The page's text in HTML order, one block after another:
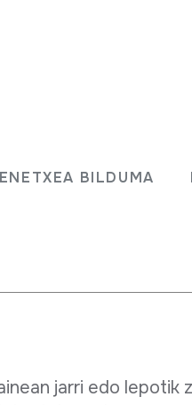
BILDUMA
kaxa zilindrikoa
jarri edo lepotik